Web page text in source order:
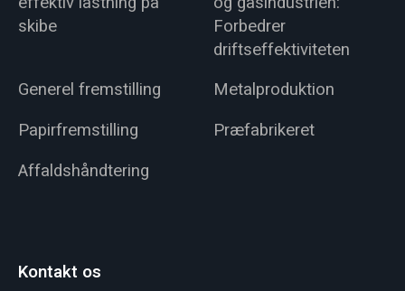
skibe
Forbedrer
driftseffektiviteten
Generel fremstilling
Metalproduktion
Papirfremstilling
Præfabrikeret
Affaldshåndtering
Kontakt os